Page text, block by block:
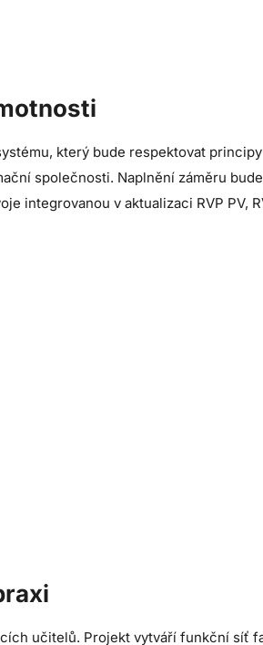
který bude respektovat
společnosti. Naplnění záměru
integrovanou v aktualizaci RVP PV,
učitelů. Projekt vytváří funkční síť